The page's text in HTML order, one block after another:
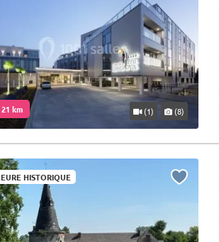
km (1) (8)
HISTORIQUE